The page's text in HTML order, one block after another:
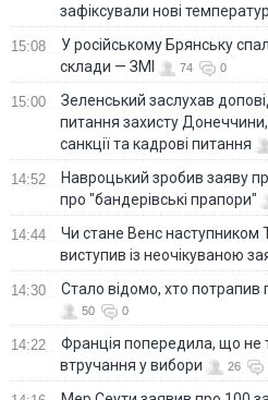
зафіксували нові
15:08
У російському Брянську
склади — ЗМІ
74 0
15:00
Зеленський заслухав
питання захисту Донеччини,
санкції та кадрові питання
14:52
Навроцький зробив заяву
про "бандерівські прапори"
14:44
Чи стане Венс
виступив із неочікуваною
14:30 Стало відомо, хто потрапив
50 0
14:22
Франція попередила, що не
втручання у вибори
26